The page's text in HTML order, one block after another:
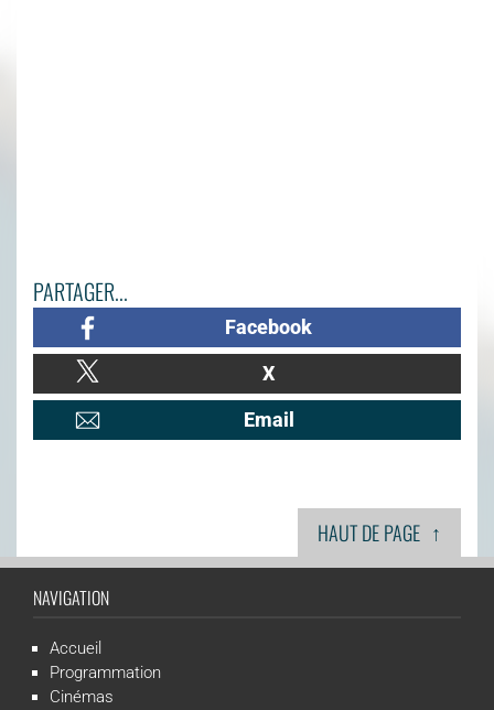
PARTAGER...
Facebook
X
Email
HAUT DE PAGE ↑
NAVIGATION
Accueil
Programmation
Cinémas